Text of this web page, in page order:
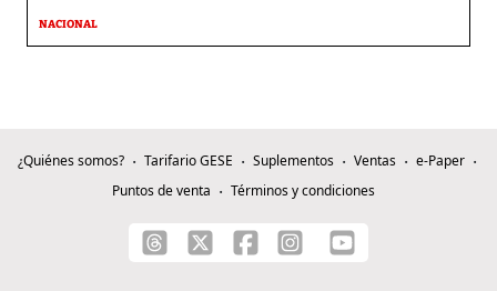
NACIONAL
¿Quiénes somos? Tarifario GESE Suplementos Ventas
e-Paper
Puntos de venta
Términos y condiciones